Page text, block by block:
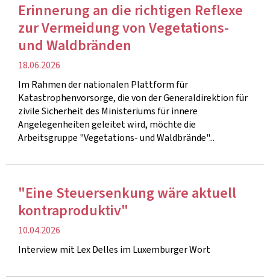
Erinnerung an die richtigen Reflexe
zur Vermeidung von Vegetations-
und Waldbränden
Veröffentlichung
18.06.2026
Im Rahmen der nationalen Plattform für
Katastrophenvorsorge, die von der Generaldirektion für
zivile Sicherheit des Ministeriums für innere
Angelegenheiten geleitet wird, möchte die
Arbeitsgruppe "Vegetations- und Waldbrände"...
"Eine Steuersenkung wäre aktuell
kontraproduktiv"
Veröffentlichung
10.04.2026
Interview mit Lex Delles im Luxemburger Wort